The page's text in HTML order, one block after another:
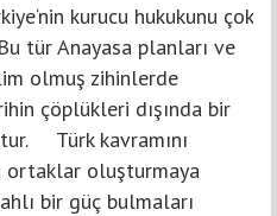
kurucu hukukunu çok
tür Anayasa planları ve
olmuş zihinlerde
çöplükleri dışında bir
Türk kavramını
ortaklar oluşturmaya
bir güç bulmaları